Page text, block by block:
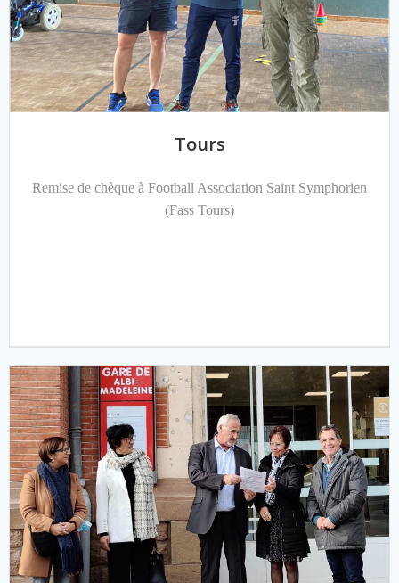
Tours
Remise de chèque à Football Association Saint Symphorien
(Fass Tours)